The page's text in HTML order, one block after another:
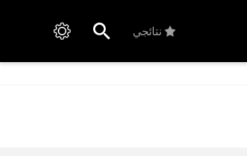
نتائجي